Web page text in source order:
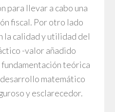
para llevar a cabo una
fiscal. Por otro lado
la calidad y utilidad del
-valor añadido
teórica
matemático
y esclarecedor.